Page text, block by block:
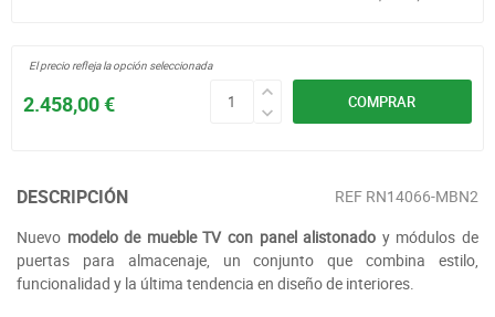
COMPRAR
2.458,00 €
El precio refleja la opción seleccionada
DESCRIPCIÓN REF RN14066-MBN2
Nuevo modelo de mueble TV con panel alistonado y módulos de
puertas para almacenaje, un conjunto que combina estilo,
funcionalidad y la última tendencia en diseño de interiores.